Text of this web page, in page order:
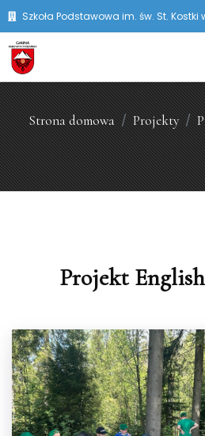
Szkoła Podstawowa im. św. St. Kostki
Strona domowa Projekty
Projekt